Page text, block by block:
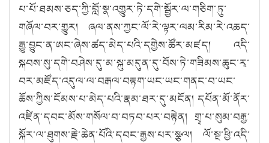
པ་པོ་ཐམས་ཅད་ཀྱི་བློ་སྣ་འགྱུར་ཏེ་དགེ་སྦྱོར་ལ་གཅིག་ཏུ་
གཞོལ་བར་གྱུར། ཞལ་ནས་ཀྱང་ལོ་རེ་ལྟར་ལམ་རིམ་རེ་འཆད་
རྒྱུ་བྱུང་ན་ཨང་ཞེས་ཚད་མེད་པའི་དགྱེས་ཚོར་མཛད། འདི་
སྐབས་སུ་དགེ་བཤེས་དུ་མ་སྐུ་མདུན་དུ་བོས་ཏེ་གཟིམས་ཆུང་རྭ་
བར་མཛོད་འདུལ་ལ་བརྒལ་བརྟག་ཡང་ཡང་གནང་བ་ཡང་
ཆོས་ཀྱིས་ངོམས་པ་མེད་པའི་རྣམ་ཐར་དུ་མངོན། དཔོན་མོ་ནོར་
འཛིན་དབང་མོས་གསོལ་བ་བཏབ་པར་བརྟེན། གྲྭ་པ་སུམ་བརྒྱ་
སྐོར་ལ་ཐུགས་རྗེ་ཆེན་པོའི་དབང་རྒྱས་པར་སྩལ། ལོ་སྔ་ཕྱི་འདི་